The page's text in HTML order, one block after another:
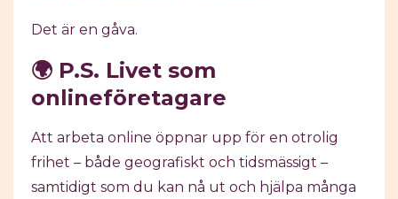
Det är en gåva.
🌍 P.S. Livet som
onlineföretagare
Att arbeta online öppnar upp för en otrolig
frihet – både geografiskt och tidsmässigt –
samtidigt som du kan nå ut och hjälpa många